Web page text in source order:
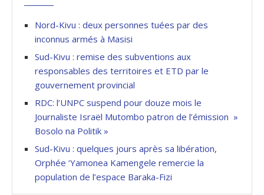
Nord-Kivu : deux personnes tuées par des
inconnus armés à Masisi
Sud-Kivu : remise des subventions aux
responsables des territoires et ETD par le
gouvernement provincial
RDC: l’UNPC suspend pour douze mois le
Journaliste Israël Mutombo patron de l’émission »
Bosolo na Politik »
Sud-Kivu : quelques jours après sa libération,
Orphée ‘Yamonea Kamengele remercie la
population de l’espace Baraka-Fizi